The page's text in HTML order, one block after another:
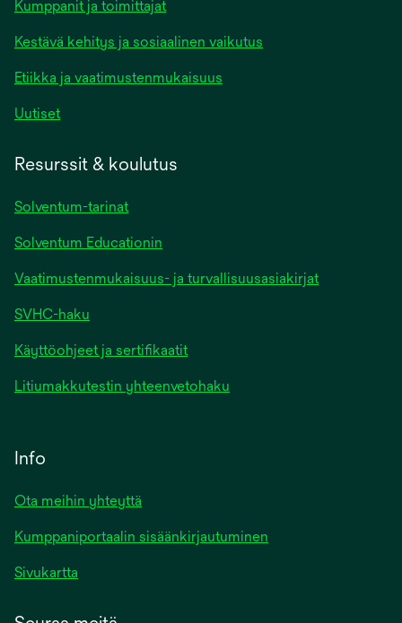
Kumppanit ja toimittajat
Kestävä kehitys ja sosiaalinen vaikutus
Etiikka ja vaatimustenmukaisuus
Uutiset
Resurssit & koulutus
Solventum-tarinat
Solventum Educationin
Vaatimustenmukaisuus- ja turvallisuusasiakirjat
SVHC-haku
Käyttöohjeet ja sertifikaatit
Litiumakkutestin yhteenvetohaku
Info
Ota meihin yhteyttä
Kumppaniportaalin sisäänkirjautuminen
Sivukartta